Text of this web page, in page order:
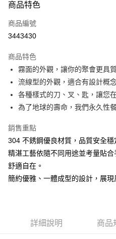
信用卡一次付款
超商取貨付款
街口支付
悠遊付
AFTEE先享後付
【關於「AFTEE先享後付」】
AFTEE先享後付是「在收到商品之後
便利好安心！
１．簡單：不需註冊會員、不需綁卡
２．便利：只要手機號碼，簡訊認證，
３．安心：先確認商品／服務後，再
２．訂單成立數日內，您將收到繳費通
３．收到繳費通知簡訊後14天內，點
ATM付款
全家取貨付款
每筆NT$60，滿NT$1,500(含以上)
商品特色
商品編號
3443430
商品特色
霧面的外觀，讓你的聚會更具質
流線型的外觀，適合有設計概
各種樣式的刀、叉、匙，讓您
為了地球的壽命，我們永久性
銷售重點
304 不銹鋼優良材質，品質安全穩
精湛工藝依隨不同用途並考量貼
舒適自在。
簡約優雅、一體成型的設計，展現
詳細說明 商品